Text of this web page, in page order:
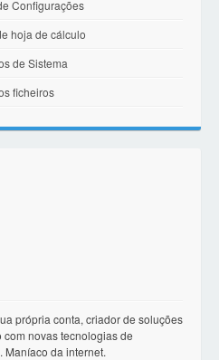
Configurações
hoja de cálculo
de Sistema
ficheiros
própria conta, criador de soluções
novas tecnologias de
Maníaco da internet.